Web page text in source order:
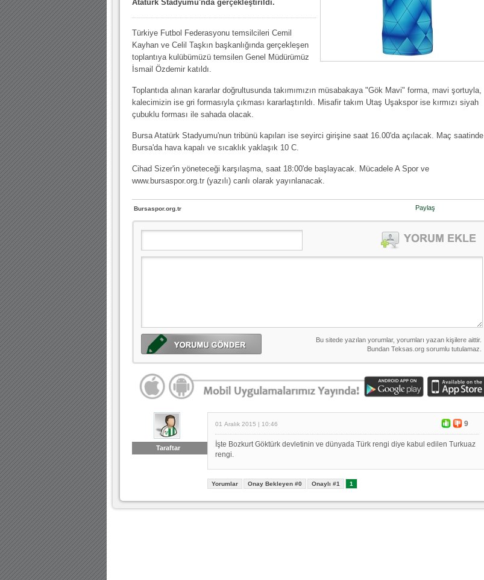
10.04.2023 14:44 |Hoş geldin Göktuğ Bebek!
30.12.2022 18:00 |Hoş geldin Kadir Kağan Bebek!
11.11.2025 14:13 | Hoş geldin Ertuğrul Bebek!
16.07.2024 14:32 | Hoş geldin Kerem Bebek!
08.01.2024 19:01 |Hoş geldin Aslan bebek!
03.01.2024 19:09 |Hoş geldin Güneş bebek!
Atatürk Stadyumu'nda gerçekleştirildi.
Türkiye Futbol Federasyonu temsilcileri Cemil
Kayhan ve Celil Taşkın başkanlığında gerçekleşen
toplantıya kulübümüzü temsilen Genel Müdürümüz
İsmail Özdemir katıldı.
Toplantıda alınan kararlar doğrultusunda takımımızın müsabakaya "Gök Mavi" forma, mavi şortuyla,
kalecimizin ise gri formasıyla çıkması kararlaştırıldı. Misafir takım Utaş Uşakspor ise kırmızı siyah
çubuklu forması ile sahada olacak.
Bursa Atatürk Stadyumu'nun tribünü kapıları ise seyirci girişine saat 16.00'da açılacak. Maç saatinde
Bursa'da hava kapalı ve sıcaklık yaklaşık 10 C.
Cihad Sizer'in yöneteceği karşılaşma, saat 18:00'de başlayacak. Mücadele A Spor ve
www.bursaspor.org.tr (yazılı) canlı olarak yayınlanacak.
Bursaspor.org.tr Paylaş
Taraftar
01 Aralık 2015 | 10:46 9
İşte Bozkurt Göktürk devletinin ve dünyada Türk rengi diye kabul edilen Turkuaz
rengi.
Yorumlar Onay Bekleyen #0 Onaylı #1 1
-
Bursaspor - Altınordu
1. Lig 32. Hafta